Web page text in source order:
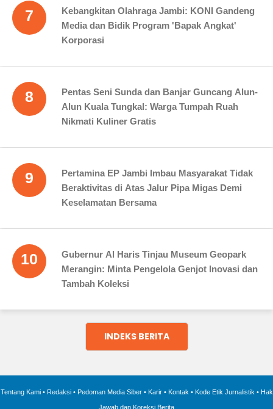
7
Kebangkitan Olahraga Jambi: KONI Gandeng
Media dan Bidik Program 'Bapak Angkat'
Korporasi
8
Pentas Seni Sunda dan Banjar Guncang Alun-
Alun Kuala Tungkal: Warga Tumpah Ruah
Nikmati Kuliner Gratis
9
Pertamina EP Jambi Imbau Masyarakat Tidak
Beraktivitas di Atas Jalur Pipa Migas Demi
Keselamatan Bersama
10
Gubernur Al Haris Tinjau Museum Geopark
Merangin: Minta Pengelola Genjot Inovasi dan
Tambah Koleksi
INDEKS BERITA
Tentang Kami• Redaksi• Pedoman Media Siber• Karir• Kontak • Kode Etik Jurnalistik • Hak
Jawab dan Koreksi Berita